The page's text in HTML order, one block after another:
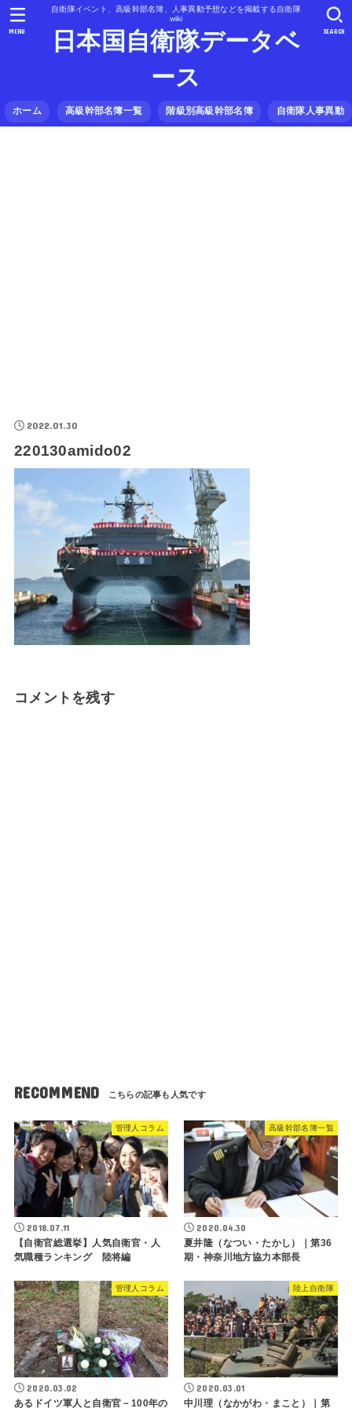
自衛隊イベント、高級幹部名簿、人事異動予想などを掲載する自衛隊
wiki
日本国自衛隊データベ
ース
ホーム 高級幹部名簿一覧 階級別高級幹部名簿 自衛隊人事異動
SEARCH
MENU
2022.01.30
220130amido02
コメントを残す
RECOMMEND
管理人コラム
2018.07.11
【自衛官総選挙】人気自衛官・人
気職種ランキング 陸将編
高級幹部名簿一覧
2020.04.30
夏井隆（なつい・たかし）｜第36
期・神奈川地方協力本部長
管理人コラム
2020.03.02
あるドイツ軍人と自衛官－100年の
陸上自衛隊
2020.03.01
中川理（なかがわ・まこと）｜第